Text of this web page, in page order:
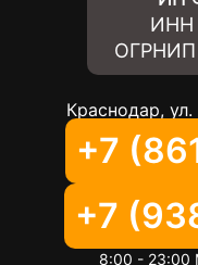
ИНН
ОГРНИП
Краснодар,
+7
+7
8:00 - 23:00